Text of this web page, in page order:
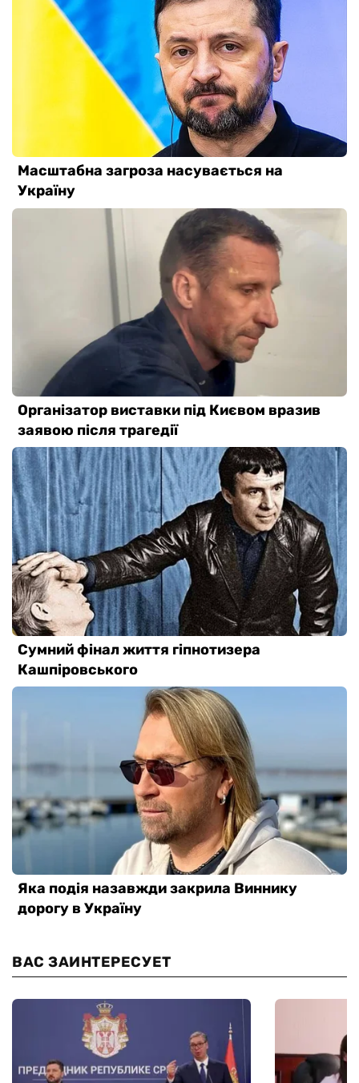
ВАС ЗАИНТЕРЕСУЕТ